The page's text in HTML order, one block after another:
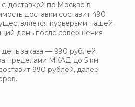
с доставкой по Москве в
доставки составит 490
курьерами нашей
день после совершения
день заказа — 990 рублей.
пределами МКАД до 5 км
990 рублей, далее